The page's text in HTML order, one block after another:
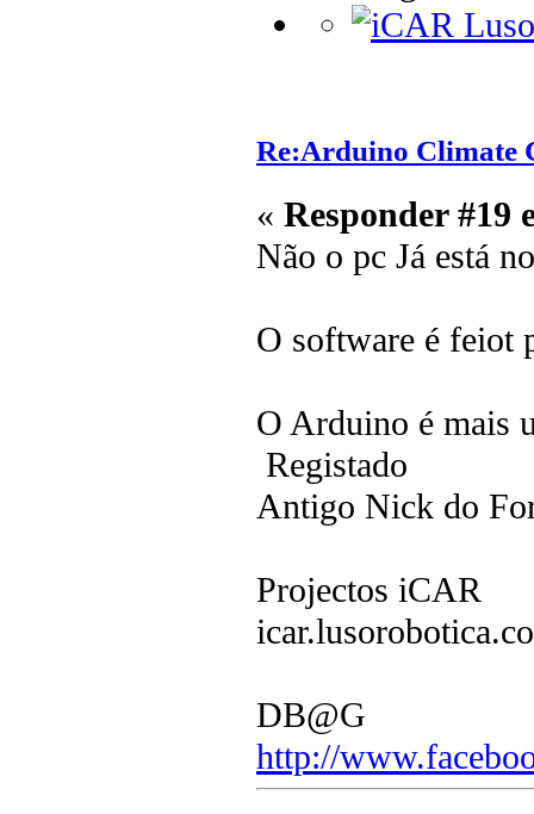
Re:Arduino Climate
« Responder #19
Não o pc Já está
O software é feiot
O Arduino é mais
Registado
Antigo Nick do
Projectos iCAR
DB@G
http://